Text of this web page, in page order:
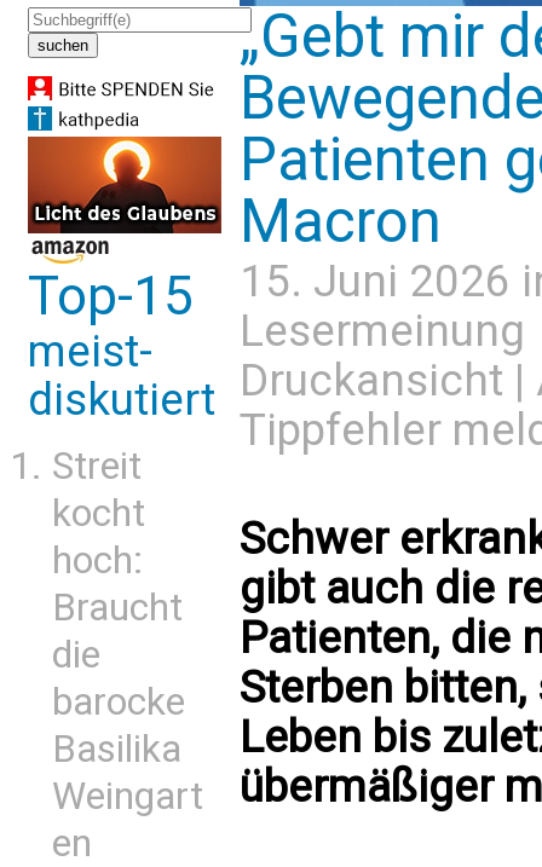
Top-15
meist-
diskutiert
Streit
kocht
hoch:
Braucht
die
barocke
Basilika
Weingart
en
„Gebt mir
Patienten
Macron
15. Juni 2026
Lesermeinung
Druckansicht |
Tippfehler
Schwer
gibt auch die
Patienten, die
Sterben
Leben bis
übermäßiger